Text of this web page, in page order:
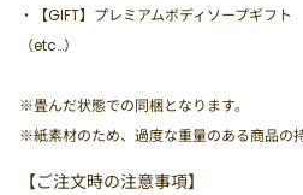
・【GIFT】プレミアムボディソープギフト
（etc…）
※畳んだ状態での同梱となります。
※紙素材のため、過度な重量のある商品の
【ご注文時の注意事項】